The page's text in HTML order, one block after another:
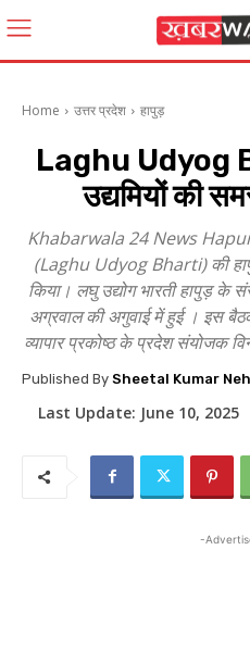
Home उत्तर प्रदेश हापुड़
Laghu Udyog
उद्यमियों की
Khabarwala 24 News
(Laghu Udyog Bharti) की
किया। लघु उद्योग भारती हापुड़ के
अग्रवाल की अगुवाई में हुई । इस
व्यापार प्रकोष्ठ के प्रदेश संयोजक
Published By Sheetal Kumar
Last Update: June 10, 2025
-